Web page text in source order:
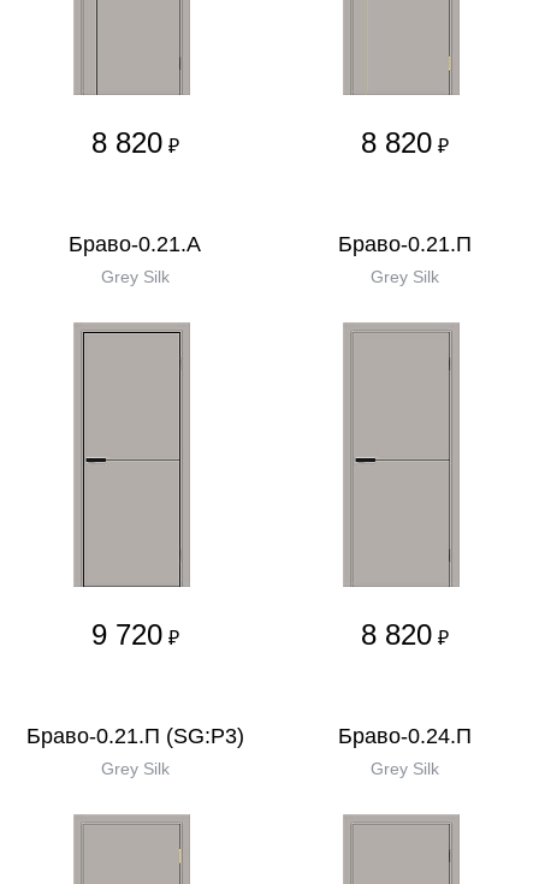
8 820 ₽ 8 820 ₽
Браво-0.21.А
Grey Silk
9 720 ₽
Браво-0.21.П
Grey Silk
8 820 ₽
Браво-0.21.П (SG:P3)
Grey Silk
Браво-0.24.П
Grey Silk